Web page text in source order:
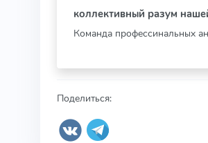
коллективный разум
Команда профессинальных
Поделиться: